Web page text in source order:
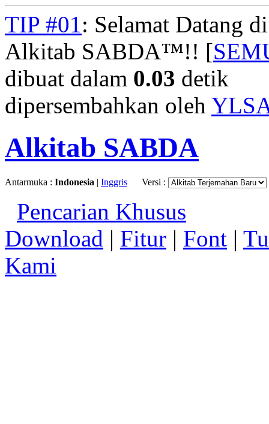
TIP #01: Selamat Datang
Alkitab SABDA™!! [
dibuat dalam 0.03 detik
dipersembahkan oleh
Alkitab SABDA
Antarmuka : Indonesia | Inggris Versi :
Pencarian Khusus
Download | Fitur | Font |
Kami